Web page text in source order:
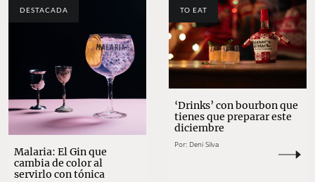
DESTACADA
Malaria: El Gin que
cambia de color al
servirlo con tónica
TO EAT
‘Drinks’ con bourbon que
tienes que preparar este
diciembre
Por: Deni Silva